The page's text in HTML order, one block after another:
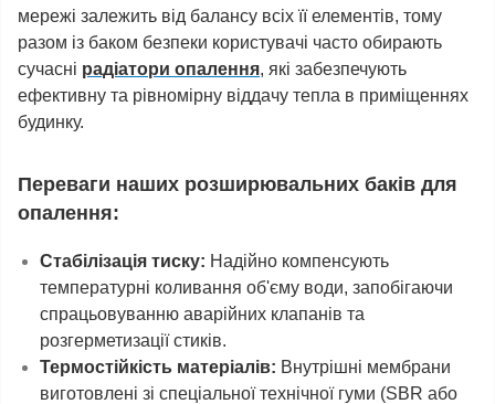
мережі залежить від балансу всіх її елементів, тому
разом із баком безпеки користувачі часто обирають
сучасні радіатори опалення, які забезпечують
ефективну та рівномірну віддачу тепла в приміщеннях
будинку.
Переваги наших розширювальних баків для
опалення:
Стабілізація тиску: Надійно компенсують
температурні коливання об'єму води, запобігаючи
спрацьовуванню аварійних клапанів та
розгерметизації стиків.
Термостійкість матеріалів: Внутрішні мембрани
виготовлені зі спеціальної технічної гуми (SBR або